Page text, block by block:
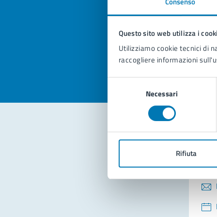
Questo sito web utilizza i
Utilizziamo cookie tecnici di
raccogliere informazioni
consenso
Necessari
Rifiuta